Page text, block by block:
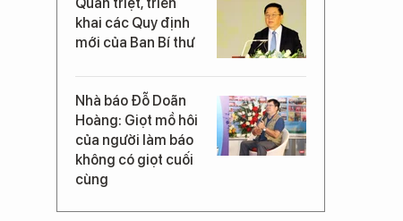
khai các Quy định
mới của Ban Bí thư
Nhà báo Đỗ Doãn
Hoàng: Giọt mồ hôi
của người làm báo
không có giọt cuối
cùng